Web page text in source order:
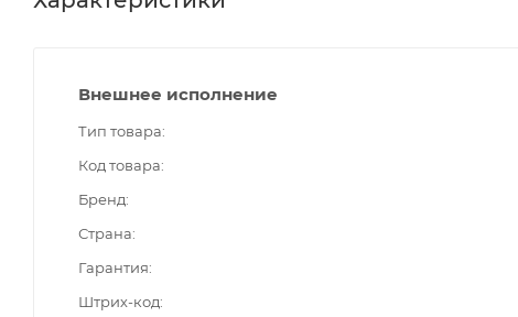
Внешнее исполнение
Тип товара
Код товара
Бренд
Страна
Гарантия
Штрих-код